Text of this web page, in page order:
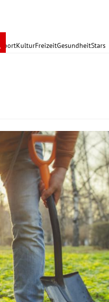
SportKulturFreizeitGesundheitStars